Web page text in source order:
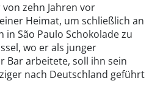
zehn Jahren vor
Heimat, um schließlich an
in São Paulo Schokolade zu
wo er als junger
Bar arbeitete, soll ihn sein
nach Deutschland geführt